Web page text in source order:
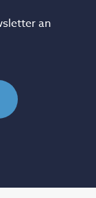
an